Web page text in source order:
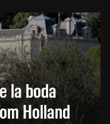
la boda
Holland